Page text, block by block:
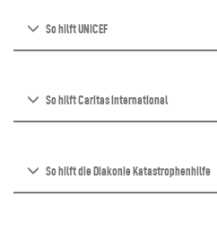
So hilft UNICEF
So hilft Caritas international
So hilft die Diakonie Katastrophenhilfe